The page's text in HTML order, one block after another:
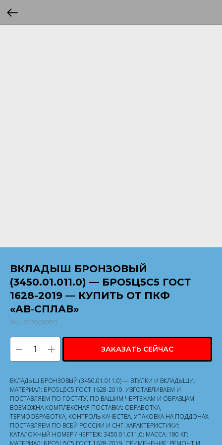
ВКЛАДЫШ БРОНЗОВЫЙ
(3450.01.011.0) — БРО5Ц5С5 ГОСТ
1628-2019 — КУПИТЬ ОТ ПКФ
«АВ‑СПЛАВ»
SKU: 3450.01.011.0
ЗАКАЗАТЬ СЕЙЧАС
ВКЛАДЫШ БРОНЗОВЫЙ (3450.01.011.0) — ВТУЛКИ И ВКЛАДЫШИ.
МАТЕРИАЛ: БРО5Ц5С5 ГОСТ 1628-2019. ИЗГОТАВЛИВАЕМ И
ПОСТАВЛЯЕМ ПО ГОСТ/ТУ, ПО ВАШИМ ЧЕРТЕЖАМ И ОБРАЗЦАМ.
ВОЗМОЖНА КОМПЛЕКСНАЯ ПОСТАВКА: ОБРАБОТКА,
ТЕРМООБРАБОТКА, КОНТРОЛЬ КАЧЕСТВА, УПАКОВКА НА ПОДДОНАХ.
ПОСТАВЛЯЕМ ПО ВСЕЙ РОССИИ И СНГ. ХАРАКТЕРИСТИКИ:
КАТАЛОЖНЫЙ НОМЕР / ЧЕРТЁЖ: 3450.01.011.0; МАССА: 180 КГ;
МАТЕРИАЛ: БРО5Ц5С5 ГОСТ 1628-2019. ПРИМЕНЕНИЕ: РЕМОНТ И